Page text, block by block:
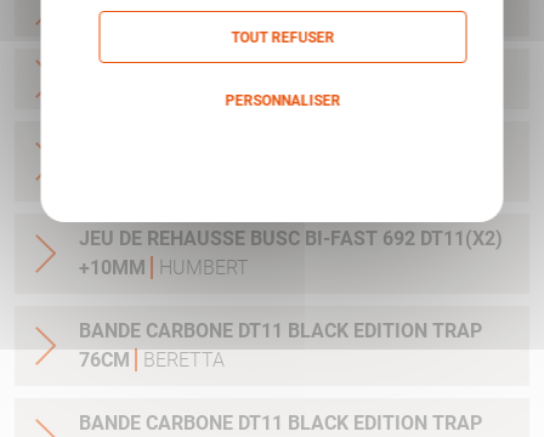
CHARGEUR PX4 DUTY CAL45 9CPS BERETTA
JEU DE REHAUSSE BUSC BI-FAST 692 DT11(X2)
+10MM
HUMBERT
BANDE CARBONE DT11 BLACK EDITION TRAP
76CM
BERETTA
BANDE CARBONE DT11 BLACK EDITION TRAP
TOUT REFUSER
PERSONNALISER